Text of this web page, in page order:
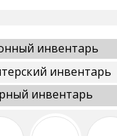
инвентарь
инвентарь
инвентарь